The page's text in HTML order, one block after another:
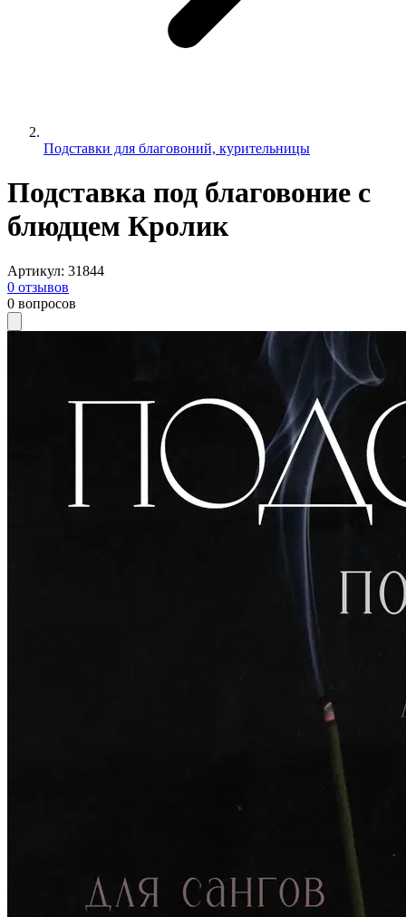
Подставки для благовоний, курительницы
Подставка под благовоние с
блюдцем Кролик
Артикул: 31844
0 отзывов
0 вопросов